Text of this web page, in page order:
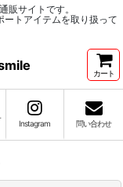
販サイトです。
トアイテムを取り扱って
カート
Instagram 問い合わせ